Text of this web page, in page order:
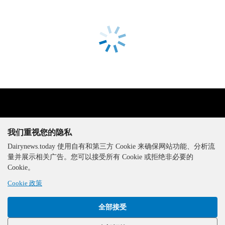
The DairyNews, 版权所有，
2000-2026
我们重视您的隐私
Dairynews.today 使用自有和第三方 Cookie 来确保网站功能、分析流
量并展示相关广告。您可以接受所有 Cookie 或拒绝非必要的
Cookie。
Cookie 政策
全部接受